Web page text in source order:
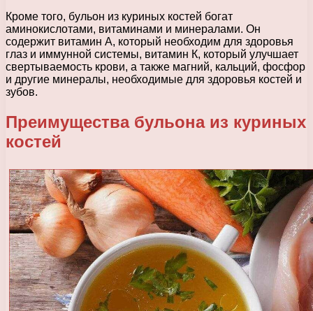
Кроме того, бульон из куриных костей богат
аминокислотами, витаминами и минералами. Он
содержит витамин А, который необходим для здоровья
глаз и иммунной системы, витамин К, который улучшает
свертываемость крови, а также магний, кальций, фосфор
и другие минералы, необходимые для здоровья костей и
зубов.
Преимущества бульона из куриных
костей